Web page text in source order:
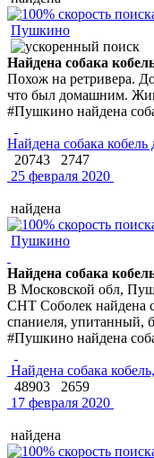
Пушкино
Найдена собака
Похож на ретривера.
что был домашним.
#Пушкино найдена
Найдена собака
20743
2747
25 февраля 2020
найдена
Пушкино
Найдена собака
В Московской обл,
СНТ Соболек найдена
спаниеля, упитанный,
#Пушкино найдена
Найдена собака
48903
2659
17 февраля 2020
найдена